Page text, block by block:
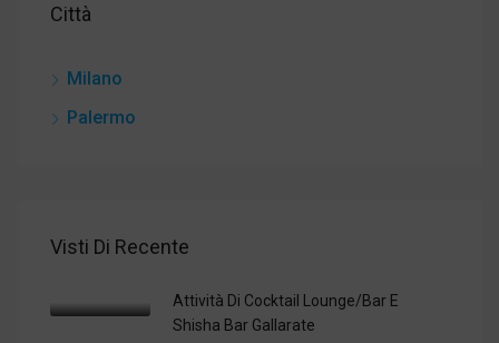
Città
Milano
Palermo
Visti Di Recente
Attività Di Cocktail Lounge/bar E
Shisha Bar Gallarate